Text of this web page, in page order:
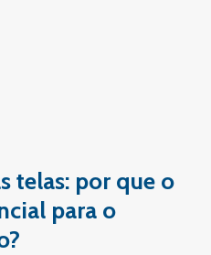
telas: por que o
para o